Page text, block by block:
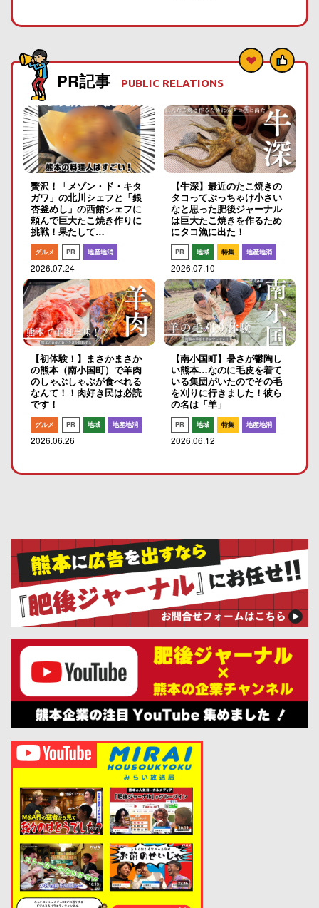
PR記事 PUBLIC RELATIONS
贅沢！「メゾン・ド・キタ
ガワ」の北川シェフと「銀
杏釜めし」の西館シェフに
頼んで巨大たこ焼き作りに
挑戦！果たして…
グルメ PR 地産地消
2026.07.24
【牛深】最近のたこ焼きの
タコってぶっちゃけ小さい
なと思った肥後ジャーナル
は巨大たこ焼きを作るため
にタコ漁に出た！
PR 地域 特集 地産地消
2026.07.10
【初体験！】まさかまさか
の熊本（南小国町）で羊肉
のしゃぶしゃぶが食べれる
なんて！！肉好き民は必読
です！
グルメ PR 地域 地産地消
2026.06.26
【南小国町】暑さが鬱陶し
い熊本…なのに毛皮を着て
いる集団がいたのでその毛
を刈りに行きました！彼ら
の名は「羊」
PR 地域 特集 地産地消
2026.06.12